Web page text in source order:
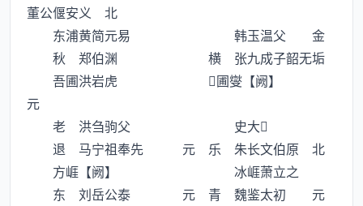
董公偃安义 北
东浦黄简元易 韩玉温父 金
秋 郑伯渊 横 张九成子韶无垢
吾圃洪岩虎 圃燮【阙】
元
老 洪刍驹父 史大
退 马宁祖奉先 元 乐 朱长文伯原 北
方崕【阙】 冰崕萧立之
东 刘岳公泰 元 青 魏鉴太初 元